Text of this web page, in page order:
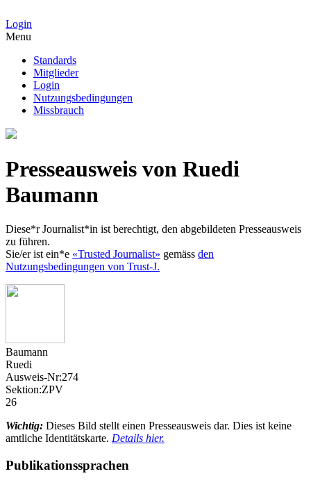
Login
Menu
Standards
Mitglieder
Login
Nutzungsbedingungen
Missbrauch
Presseausweis von Ruedi
Baumann
Diese*r Journalist*in ist berechtigt, den abgebildeten Presseausweis
zu führen.
Sie/er ist ein*e «Trusted Journalist» gemäss den
Nutzungsbedingungen von Trust-J.
Baumann
Ruedi
Ausweis-Nr:274
Sektion:ZPV
26
Wichtig: Dieses Bild stellt einen Presseausweis dar. Dies ist keine
amtliche Identitätskarte. Details hier.
Publikationssprachen